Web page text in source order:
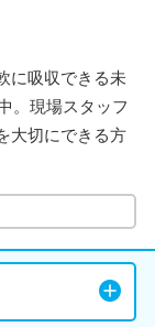
に吸収できる未
。現場スタッフ
大切にできる方